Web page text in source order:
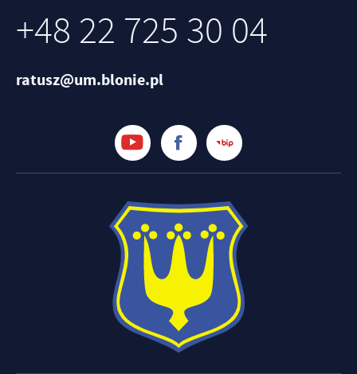
+48 22 725 30 04
ratusz@um.blonie.pl